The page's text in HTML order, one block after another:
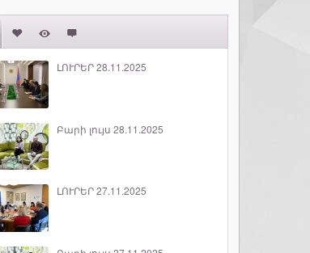
ԼՈՒՐԵՐ 28.11.2025
Բարի լույս 28.11.2025
ԼՈՒՐԵՐ 27.11.2025